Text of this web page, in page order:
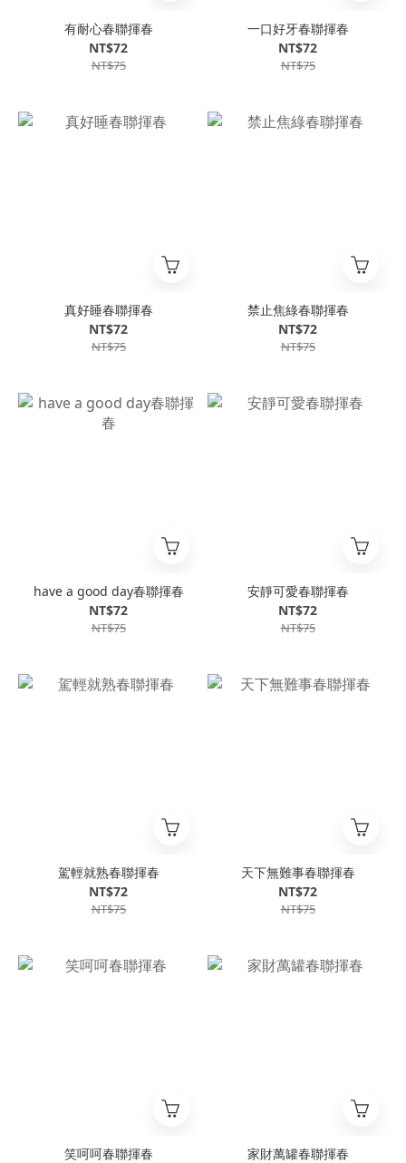
有耐心春聯揮春
NT$72
NT$75
一口好牙春聯揮春
NT$72
NT$75
真好睡春聯揮春
NT$72
NT$75
禁止焦綠春聯揮春
NT$72
NT$75
have a good day春聯揮春
NT$72
NT$75
安靜可愛春聯揮春
NT$72
NT$75
駕輕就熟春聯揮春
NT$72
NT$75
天下無難事春聯揮春
NT$72
NT$75
笑呵呵春聯揮春
家財萬罐春聯揮春